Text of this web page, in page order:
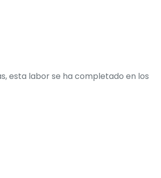
esta labor se ha completado en los